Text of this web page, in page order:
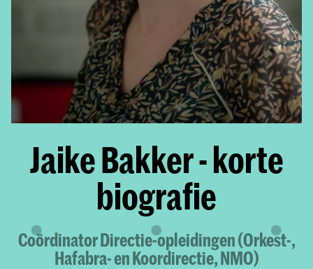
Jaike Bakker - korte
biografie
Coördinator Directie-opleidingen (Orkest-,
Hafabra- en Koordirectie, NMO)